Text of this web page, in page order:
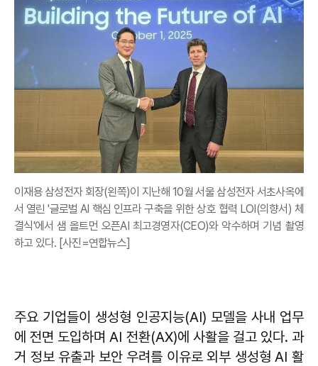
이재용 삼성전자 회장(왼쪽)이 지난해 10월 서울 삼성전자 서초사옥에
서 열린 '글로벌 AI 핵심 인프라 구축을 위한 상호 협력 LOI(의향서) 체
결식'에서 샘 올트먼 오픈AI 최고경영자(CEO)와 악수하며 기념 촬영
하고 있다. [사진=연합뉴스]
주요 기업들이 생성형 인공지능(AI) 모델을 사내 업무
에 전면 도입하며 AI 전환(AX)에 사활을 걸고 있다. 과
거 정보 유출과 보안 우려를 이유로 외부 생성형 AI 활